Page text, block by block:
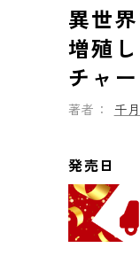
異世
増殖
チャー
著者： 千
発売日